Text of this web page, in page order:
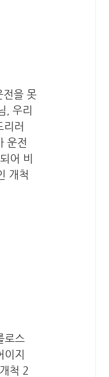
전을 못
, 우리
리러
운전
어 비
개척
로스
이지
척 2